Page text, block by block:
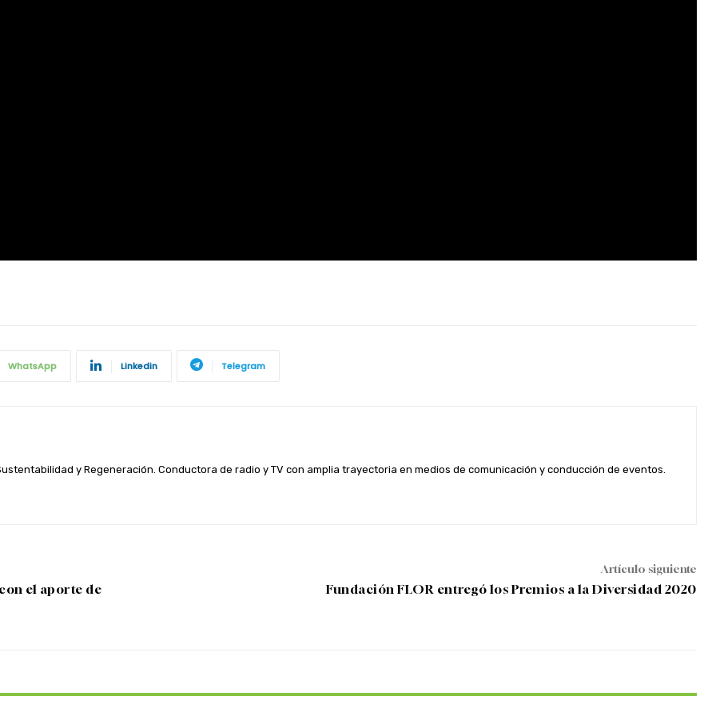
WhatsApp Linkedin Telegram
y Regeneración. Conductora de radio y TV con amplia trayectoria en medios de comunicación y conducción de eventos.
el aporte de
Artículo siguiente
Fundación FLOR entregó los Premios a la Diversidad 2020